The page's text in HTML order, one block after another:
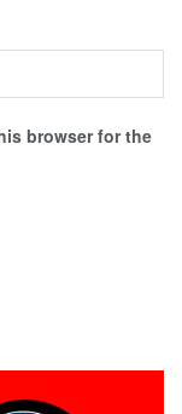
browser for the